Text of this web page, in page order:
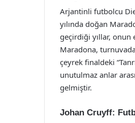
Arjantinli futbolcu
yılında doğan
geçirdiği yıllar, onun
Maradona,
çeyrek finaldeki
unutulmaz anlar
gelmiştir.
Johan Cruyff: